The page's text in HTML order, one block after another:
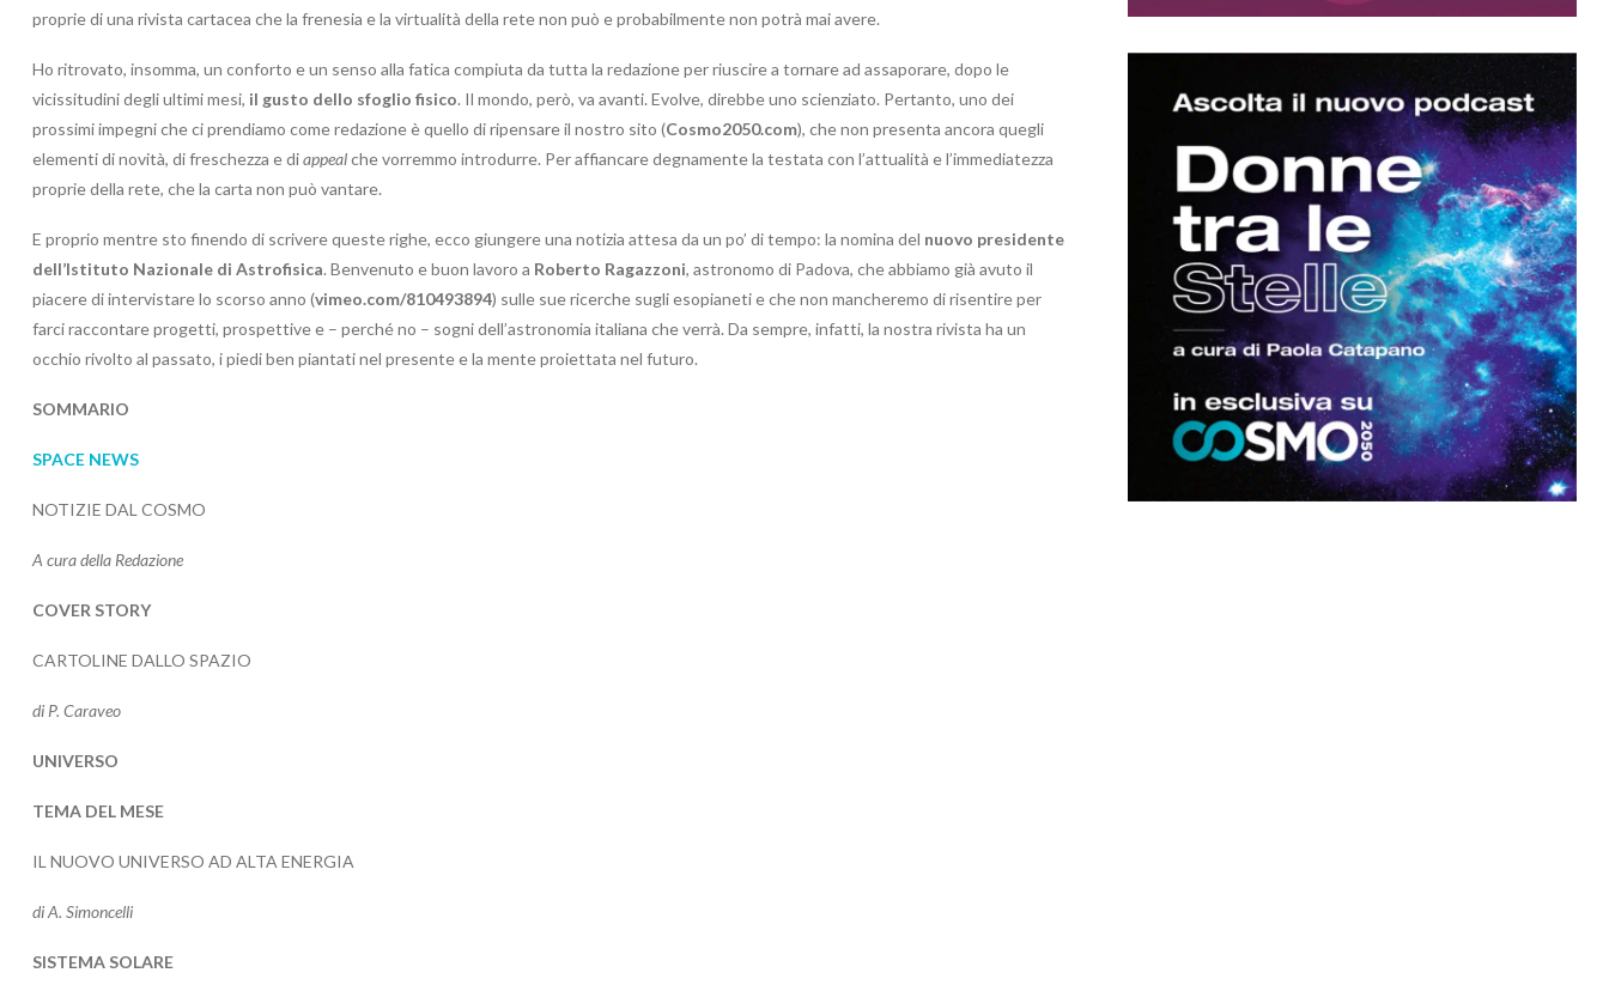
proprie di una rivista cartacea che la frenesia e la virtualità della rete non può e probabilmente non potrà mai avere.
Ho ritrovato, insomma, un conforto e un senso alla fatica compiuta da tutta la redazione per riuscire a tornare ad assaporare, dopo le
vicissitudini degli ultimi mesi, il gusto dello sfoglio fisico. Il mondo, però, va avanti. Evolve, direbbe uno scienziato. Pertanto, uno dei
prossimi impegni che ci prendiamo come redazione è quello di ripensare il nostro sito (Cosmo2050.com), che non presenta ancora quegli
elementi di novità, di freschezza e diappealche vorremmo introdurre. Per affiancare degnamente la testata con l’attualità e l’immediatezza
proprie della rete, che la carta non può vantare.
E proprio mentre sto finendo di scrivere queste righe, ecco giungere una notizia attesa da un po’ di tempo: la nomina del nuovo presidente
dell’Istituto Nazionale di Astrofisica. Benvenuto e buon lavoro a Roberto Ragazzoni, astronomo di Padova, che abbiamo già avuto il
piacere di intervistare lo scorso anno (vimeo.com/810493894) sulle sue ricerche sugli esopianeti e che non mancheremo di risentire per
farci raccontare progetti, prospettive e – perché no – sogni dell’astronomia italiana che verrà. Da sempre, infatti, la nostra rivista ha un
occhio rivolto al passato, i piedi ben piantati nel presente e la mente proiettata nel futuro.
SOMMARIO
SPACE NEWS
NOTIZIE DAL COSMO
A cura della Redazione
COVER STORY
CARTOLINE DALLO SPAZIO
di P. Caraveo
UNIVERSO
TEMA DEL MESE
IL NUOVO UNIVERSO AD ALTA ENERGIA
di A. Simoncelli
SISTEMA SOLARE